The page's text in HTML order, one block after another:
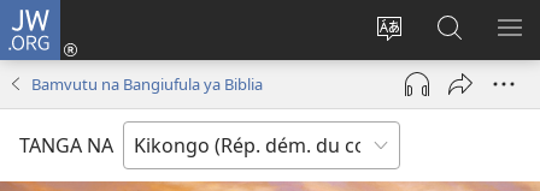
JW.ORG
Soba
ndinga
ya
site
yai
Kukota
(ke
kangula
ya
mpa)
Kusosa
na
JW.ORG
Bamvutu na Bangiufula ya Biblia
TANGA NA